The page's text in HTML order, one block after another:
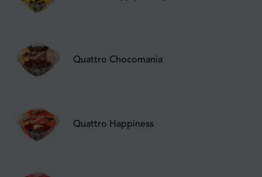
Quattro Chocomania
Quattro Happiness